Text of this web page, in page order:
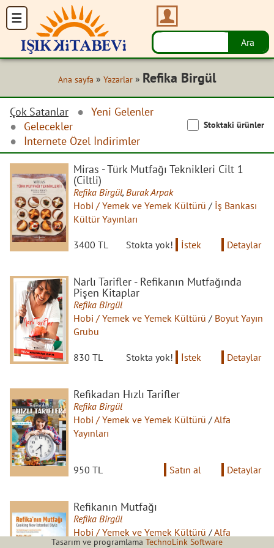
Ana sayfa » Yazarlar » Refika Birgül
Çok Satanlar
Yeni Gelenler
Gelecekler
İnternete Özel İndirimler
Stoktaki ürünler
Miras - Türk Mutfağı Teknikleri Cilt 1
(Ciltli)
Refika Birgül, Burak Arpak
Hobi / Yemek ve Yemek Kültürü / İş Bankası
Kültür Yayınları
3400 TL Stokta yok! İstek Detaylar
Narlı Tarifler - Refikanın Mutfağında
Pişen Kitaplar
Refika Birgül
Hobi / Yemek ve Yemek Kültürü / Boyut Yayın
Grubu
830 TL Stokta yok! İstek Detaylar
Refikadan Hızlı Tarifler
Refika Birgül
Hobi / Yemek ve Yemek Kültürü /Alfa
Yayınları
950 TL Satın al Detaylar
Refikanın Mutfağı
Refika Birgül
Hobi / Yemek ve Yemek Kültürü /Alfa
Yayınları
Tasarım ve programlama TechnoLink Software